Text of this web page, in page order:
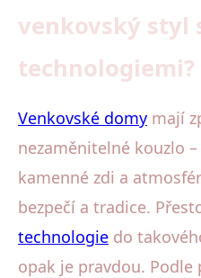
venkovský styl
technologiemi?
Venkovské domy mají
nezaměnitelné kouzlo
kamenné zdi a
bezpečí a tradice.
technologie do
opak je pravdou.